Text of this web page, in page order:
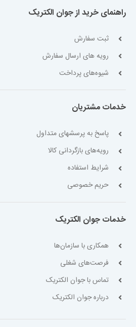
راهنمای خرید از جوان الکتریک
ثبت سفارش
رویه های ارسال سفارش
شیوه‌های پرداخت
خدمات مشتریان
پاسخ به پرسشهای متداول
رویه‌های بازگردانی کالا
شرایط استفاده
حریم خصوصی
خدمات جوان الکتریک
همکاری با سازمان‌ها
فرصت‌های شغلی
تماس با جوان الکتریک
درباره جوان الکتریک